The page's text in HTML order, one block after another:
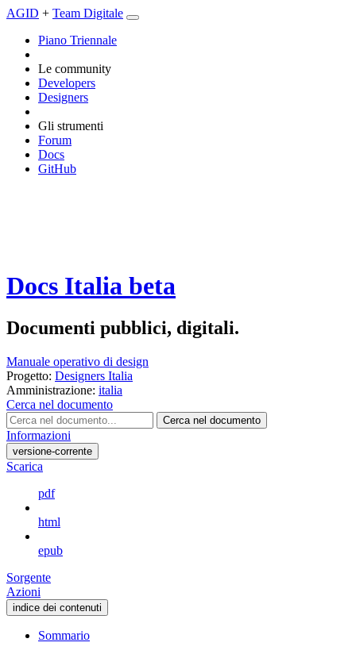
AGID + Team Digitale
Piano Triennale
Le community
Developers
Designers
Gli strumenti
Forum
Docs
GitHub
Docs Italia beta
Documenti pubblici, digitali.
Manuale operativo di design
Progetto: Designers Italia
Amministrazione: italia
Cerca nel documento
Cerca nel documento
Informazioni
versione-corrente
Scarica
pdf
html
epub
Sorgente
Azioni
indice dei contenuti
Sommario